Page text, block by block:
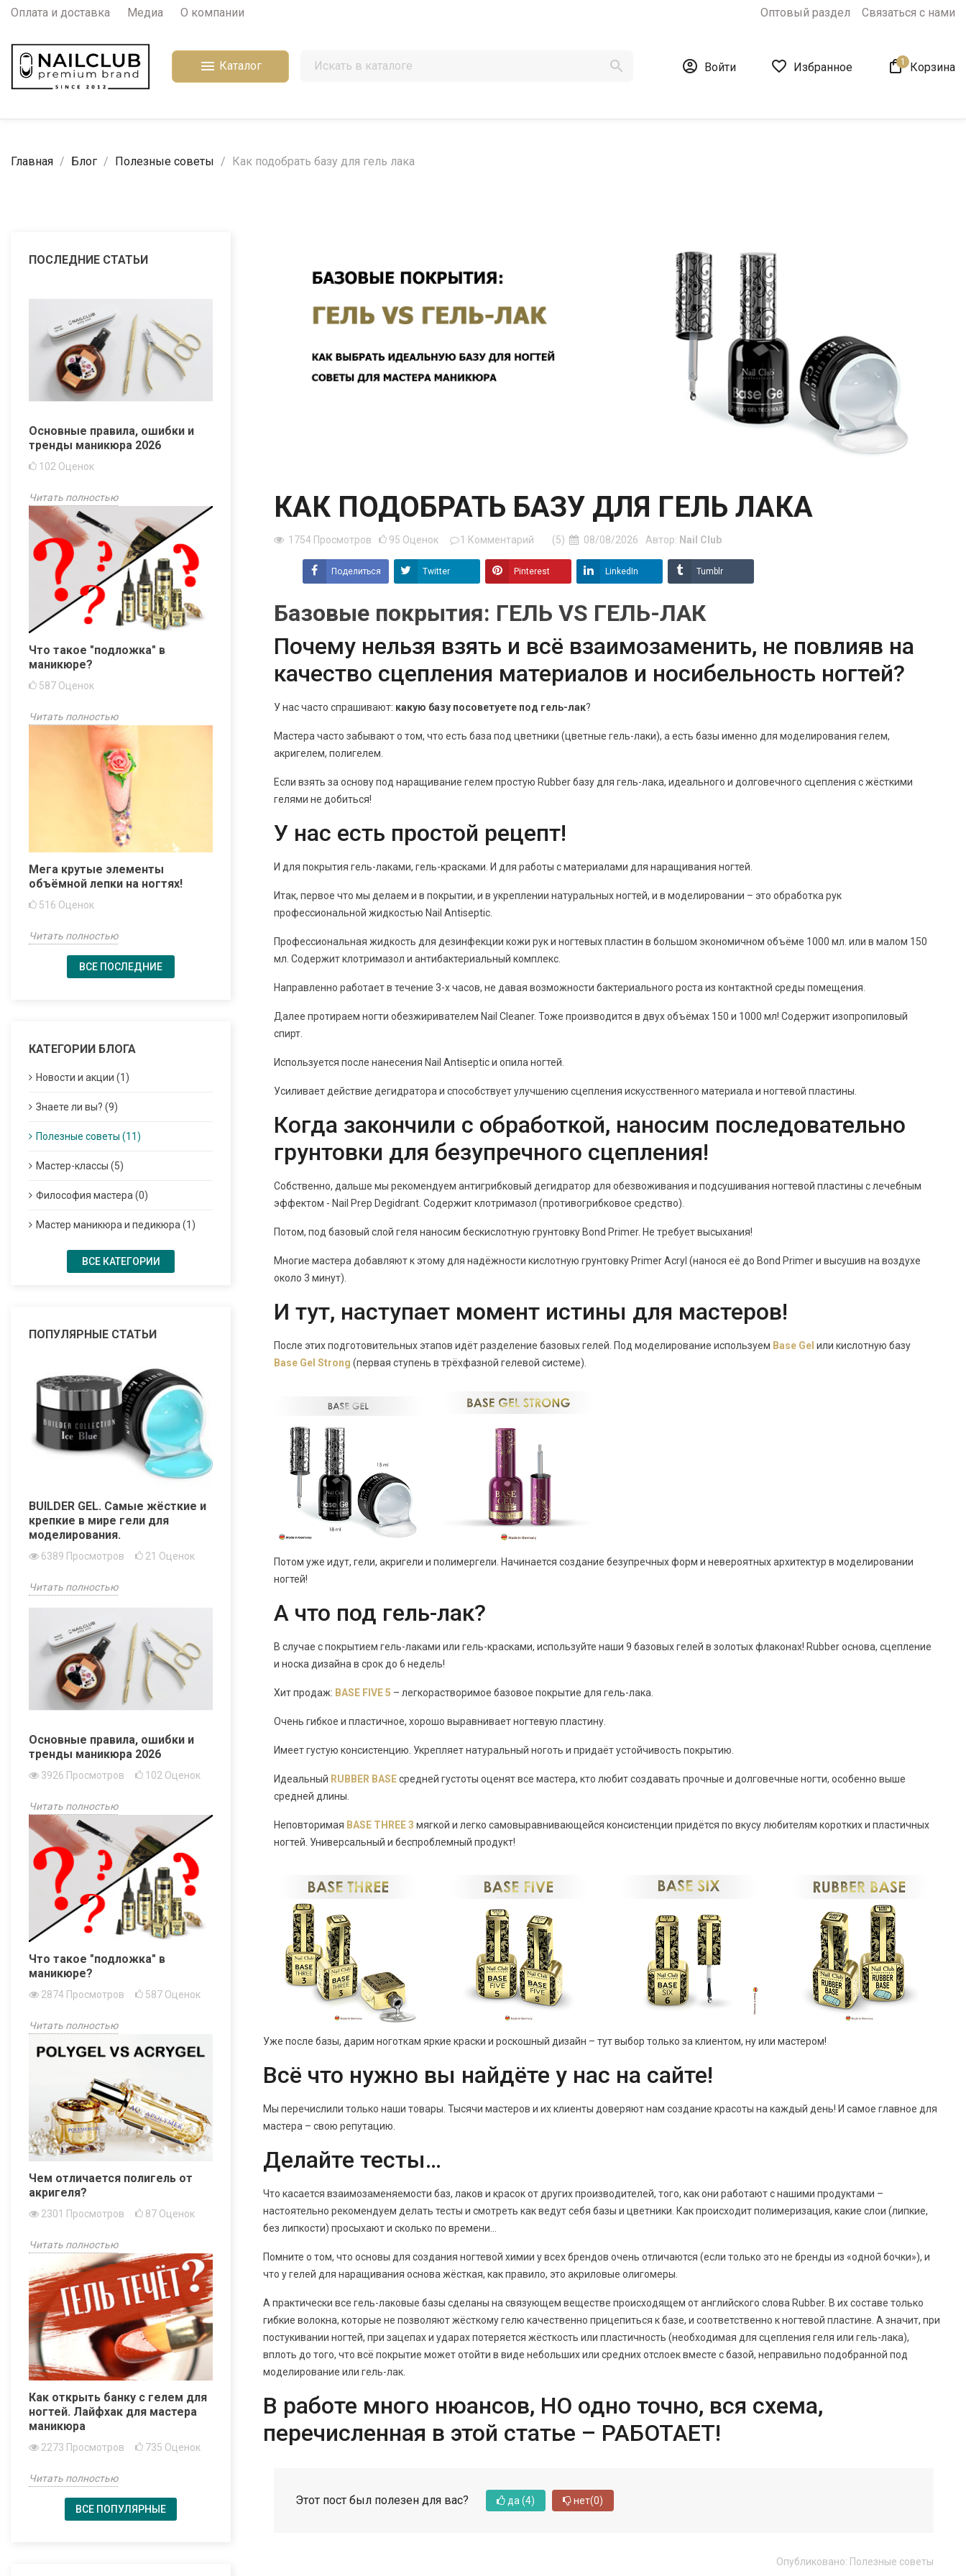
Оплата и доставка Медиа О компании Оптовый раздел Связаться с нами
 Каталог   Войти  Избранное  Корзина
1
Главная Блог Полезные советы Как подобрать базу для гель лака
ПОСЛЕДНИЕ СТАТЬИ
Основные правила, ошибки и
тренды маникюра 2026
102 Оценок
Читать полностью
Что такое "подложка" в
маникюре?
587 Оценок
Читать полностью
Мега крутые элементы
объёмной лепки на ногтях!
516 Оценок
Читать полностью
ВСЕ ПОСЛЕДНИЕ
КАТЕГОРИИ БЛОГА
Новости и акции (1)
Знаете ли вы? (9)
Полезные советы (11)
Мастер-классы (5)
Философия мастера (0)
Мастер маникюра и педикюра (1)
ВСЕ КАТЕГОРИИ
ПОПУЛЯРНЫЕ СТАТЬИ
BUILDER GEL. Самые жёсткие и
крепкие в мире гели для
моделирования.
6389 Просмотров 21 Оценок
Читать полностью
Основные правила, ошибки и
тренды маникюра 2026
3926 Просмотров 102 Оценок
Читать полностью
Что такое "подложка" в
маникюре?
2874 Просмотров 587 Оценок
Читать полностью
Чем отличается полигель от
акригеля?
2301 Просмотров 87 Оценок
Читать полностью
Как открыть банку с гелем для
ногтей. Лайфхак для мастера
маникюра
2273 Просмотров 735 Оценок
Читать полностью
ВСЕ ПОПУЛЯРНЫЕ
КАК ПОДОБРАТЬ БАЗУ ДЛЯ ГЕЛЬ ЛАКА
1754 Просмотров 95 Оценок 1 Комментарий (5) 08/08/2026 Автор: Nail Club
Поделиться Twitter Pinterest LinkedIn Tumblr
Базовые покрытия: ГЕЛЬ VS ГЕЛЬ-ЛАК
Почему нельзя взять и всё взаимозаменить, не повлияв на
качество сцепления материалов и носибельность ногтей?
У нас часто спрашивают: какую базу посоветуете под гель-лак?
Мастера часто забывают о том, что есть база под цветники (цветные гель-лаки), а есть базы именно для моделирования гелем,
акригелем, полигелем.
Если взять за основу под наращивание гелем простую Rubber базу для гель-лака, идеального и долговечного сцепления с жёсткими
гелями не добиться!
У нас есть простой рецепт!
И для покрытия гель-лаками, гель-красками. И для работы с материалами для наращивания ногтей.
Итак, первое что мы делаем и в покрытии, и в укреплении натуральных ногтей, и в моделировании – это обработка рук
профессиональной жидкостью Nail Antiseptic.
Профессиональная жидкость для дезинфекции кожи рук и ногтевых пластин в большом экономичном объёме 1000 мл. или в малом 150
мл. Содержит клотримазол и антибактериальный комплекс.
Направленно работает в течение 3-х часов, не давая возможности бактериального роста из контактной среды помещения.
Далее протираем ногти обезжиривателем Nail Cleaner. Тоже производится в двух объёмах 150 и 1000 мл! Содержит изопропиловый
спирт.
Используется после нанесения Nail Antiseptic и опила ногтей.
Усиливает действие дегидратора и способствует улучшению сцепления искусственного материала и ногтевой пластины.
Когда закончили с обработкой, наносим последовательно
грунтовки для безупречного сцепления!
Собственно, дальше мы рекомендуем антигрибковый дегидратор для обезвоживания и подсушивания ногтевой пластины с лечебным
эффектом - Nail Prep Degidrant. Содержит клотримазол (противогрибковое средство).
Потом, под базовый слой геля наносим бескислотную грунтовку Bоnd Primer. Не требует высыхания!
Многие мастера добавляют к этому для надёжности кислотную грунтовку Primer Acryl (нанося её до Bond Primer и высушив на воздухе
около 3 минут).
И тут, наступает момент истины для мастеров!
После этих подготовительных этапов идёт разделение базовых гелей. Под моделирование используем Base Gel или кислотную базу
Base Gel Strong (первая ступень в трёхфазной гелевой системе).
Потом уже идут, гели, акригели и полимергели. Начинается создание безупречных форм и невероятных архитектур в моделировании
ногтей!
А что под гель-лак?
В случае с покрытием гель-лаками или гель-красками, используйте наши 9 базовых гелей в золотых флаконах! Rubber основа, сцепление
и носка дизайна в срок до 6 недель!
Хит продаж: BASE FIVE 5 – легкорастворимое базовое покрытие для гель-лака.
Очень гибкое и пластичное, хорошо выравнивает ногтевую пластину.
Имеет густую консистенцию. Укрепляет натуральный ноготь и придаёт устойчивость покрытию.
Идеальный RUBBER BASEсредней густоты оценят все мастера, кто любит создавать прочные и долговечные ногти, особенно выше
средней длины.
Неповторимая BASE THREE 3 мягкой и легко самовыравнивающейся консистенции придётся по вкусу любителям коротких и пластичных
ногтей. Универсальный и беспроблемный продукт!
Уже после базы, дарим ноготкам яркие краски и роскошный дизайн – тут выбор только за клиентом, ну или мастером!
Всё что нужно вы найдёте у нас на сайте!
Мы перечислили только наши товары. Тысячи мастеров и их клиенты доверяют нам создание красоты на каждый день! И самое главное для
мастера – свою репутацию.
Делайте тесты…
Что касается взаимозаменяемости баз, лаков и красок от других производителей, того, как они работают с нашими продуктами –
настоятельно рекомендуем делать тесты и смотреть как ведут себя базы и цветники. Как происходит полимеризация, какие слои (липкие,
без липкости) просыхают и сколько по времени…
Помните о том, что основы для создания ногтевой химии у всех брендов очень отличаются (если только это не бренды из «одной бочки»), и
что у гелей для наращивания основа жёсткая, как правило, это акриловые олигомеры.
А практически все гель-лаковые базы сделаны на связующем веществе происходящем от английского слова Rubber. В их составе только
гибкие волокна, которые не позволяют жёсткому гелю качественно прицепиться к базе, и соответственно к ногтевой пластине. А значит, при
постукивании ногтей, при зацепах и ударах потеряется жёсткость или пластичность (необходимая для сцепления геля или гель-лака),
вплоть до того, что всё покрытие может отойти в виде небольших или средних отслоек вместе с базой, неправильно подобранной под
моделирование или гель-лак.
В работе много нюансов, НО одно точно, вся схема,
перечисленная в этой статье – РАБОТАЕТ!
Этот пост был полезен для вас? да(4) нет(0)
Опубликовано: Полезные советы